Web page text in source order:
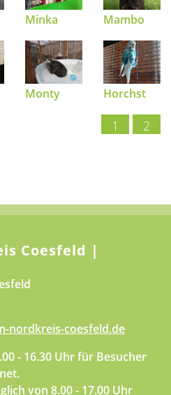
Minka Mambo
Monty Horchst
1 2
Coesfeld |
nordkreis-coesfeld.de
- 16.30 Uhr für Besucher
von 8.00 - 17.00 Uhr